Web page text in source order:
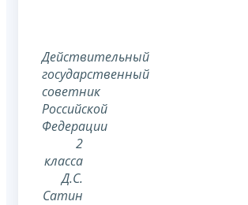
Действительный
государственный
советник
Российской
Федерации
2
класса
Д.С.
Сатин